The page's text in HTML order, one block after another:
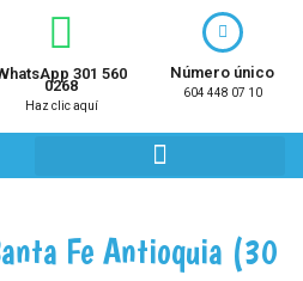
301 560
0268
Haz clic aquí
Número único
604 448 07 10
Fe Antioquia (30